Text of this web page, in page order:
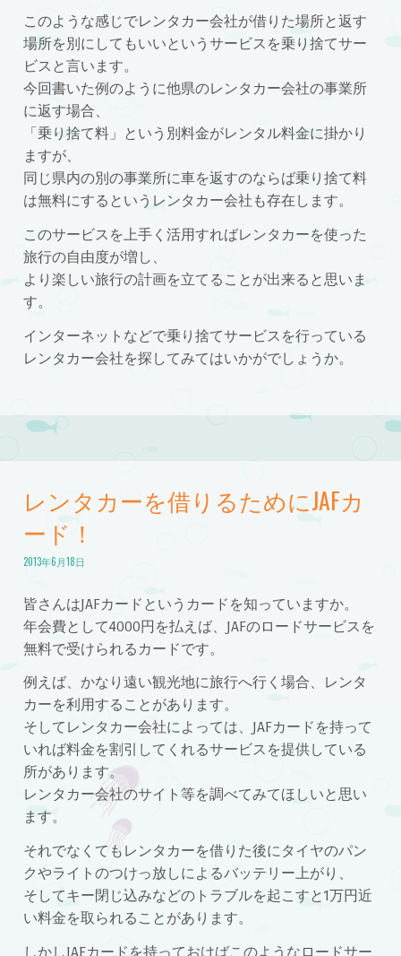
このような感じでレンタカー会社が借りた場所と返す
場所を別にしてもいいというサービスを乗り捨てサー
ビスと言います。
今回書いた例のように他県のレンタカー会社の事業所
に返す場合、
「乗り捨て料」という別料金がレンタル料金に掛かり
ますが、
同じ県内の別の事業所に車を返すのならば乗り捨て料
は無料にするというレンタカー会社も存在します。
このサービスを上手く活用すればレンタカーを使った
旅行の自由度が増し、
より楽しい旅行の計画を立てることが出来ると思いま
す。
インターネットなどで乗り捨てサービスを行っている
レンタカー会社を探してみてはいかがでしょうか。
レンタカーを借りるためにJAFカ
ード！
2013年6月18日
皆さんはJAFカードというカードを知っていますか。
年会費として4000円を払えば、JAFのロードサービスを
無料で受けられるカードです。
例えば、かなり遠い観光地に旅行へ行く場合、レンタ
カーを利用することがあります。
そしてレンタカー会社によっては、JAFカードを持って
いれば料金を割引してくれるサービスを提供している
所があります。
レンタカー会社のサイト等を調べてみてほしいと思い
ます。
それでなくてもレンタカーを借りた後にタイヤのパン
クやライトのつけっ放しによるバッテリー上がり、
そしてキー閉じ込みなどのトラブルを起こすと1万円近
い料金を取られることがあります。
しかしJAFカードを持っておけばこのようなロードサー